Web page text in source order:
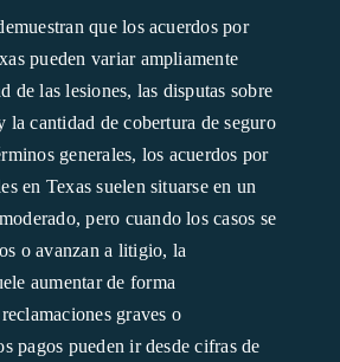
que los acuerdos por
pueden variar ampliamente
de las lesiones, las disputas sobre
la cantidad de cobertura de seguro
generales, los acuerdos por
en Texas suelen situarse en un
pero cuando los casos se
o avanzan a litigio, la
aumentar de forma
graves o
pagos pueden ir desde cifras de